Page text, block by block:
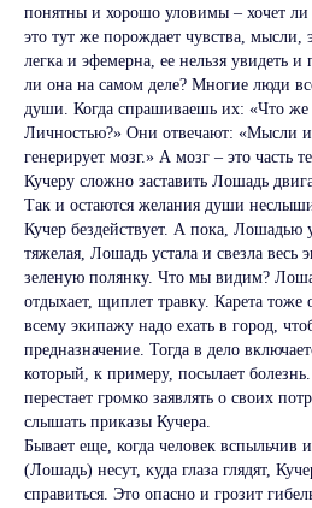
понятны и хорошо уловимы – хочет
это тут же порождает чувства,
легка и эфемерна, ее нельзя увидеть
ли она на самом деле? Многие люди
души. Когда спрашиваешь их: «Что же
Личностью?» Они отвечают: «Мысли и
генерирует мозг.» А мозг – это часть
Кучеру сложно заставить Лошадь
Так и остаются желания души
Кучер бездействует. А пока, Лошадью
тяжелая, Лошадь устала и свезла
зеленую полянку. Что мы видим?
отдыхает, щиплет травку. Карета тоже
всему экипажу надо ехать в город,
предназначение. Тогда в дело
который, к примеру, посылает
перестает громко заявлять о своих
слышать приказы Кучера.
Бывает еще, когда человек вспыльчив
(Лошадь) несут, куда глаза глядят,
справиться. Это опасно и грозит